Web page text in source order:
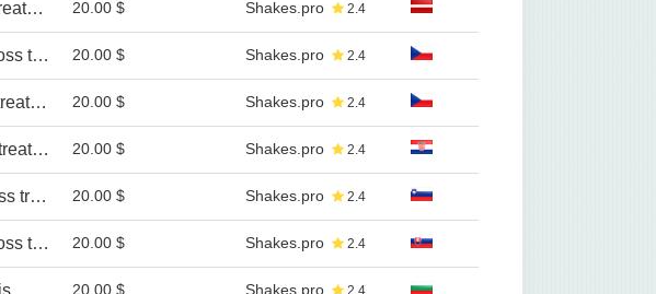
20.00 $ Shakes.pro 2.4
20.00 $ Shakes.pro 2.4
20.00 $ Shakes.pro 2.4
20.00 $ Shakes.pro 2.4
20.00 $ Shakes.pro 2.4
20.00 $ Shakes.pro 2.4
20.00 $ Shakes.pro 2.4